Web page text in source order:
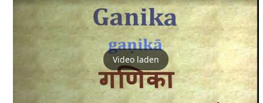
Video laden